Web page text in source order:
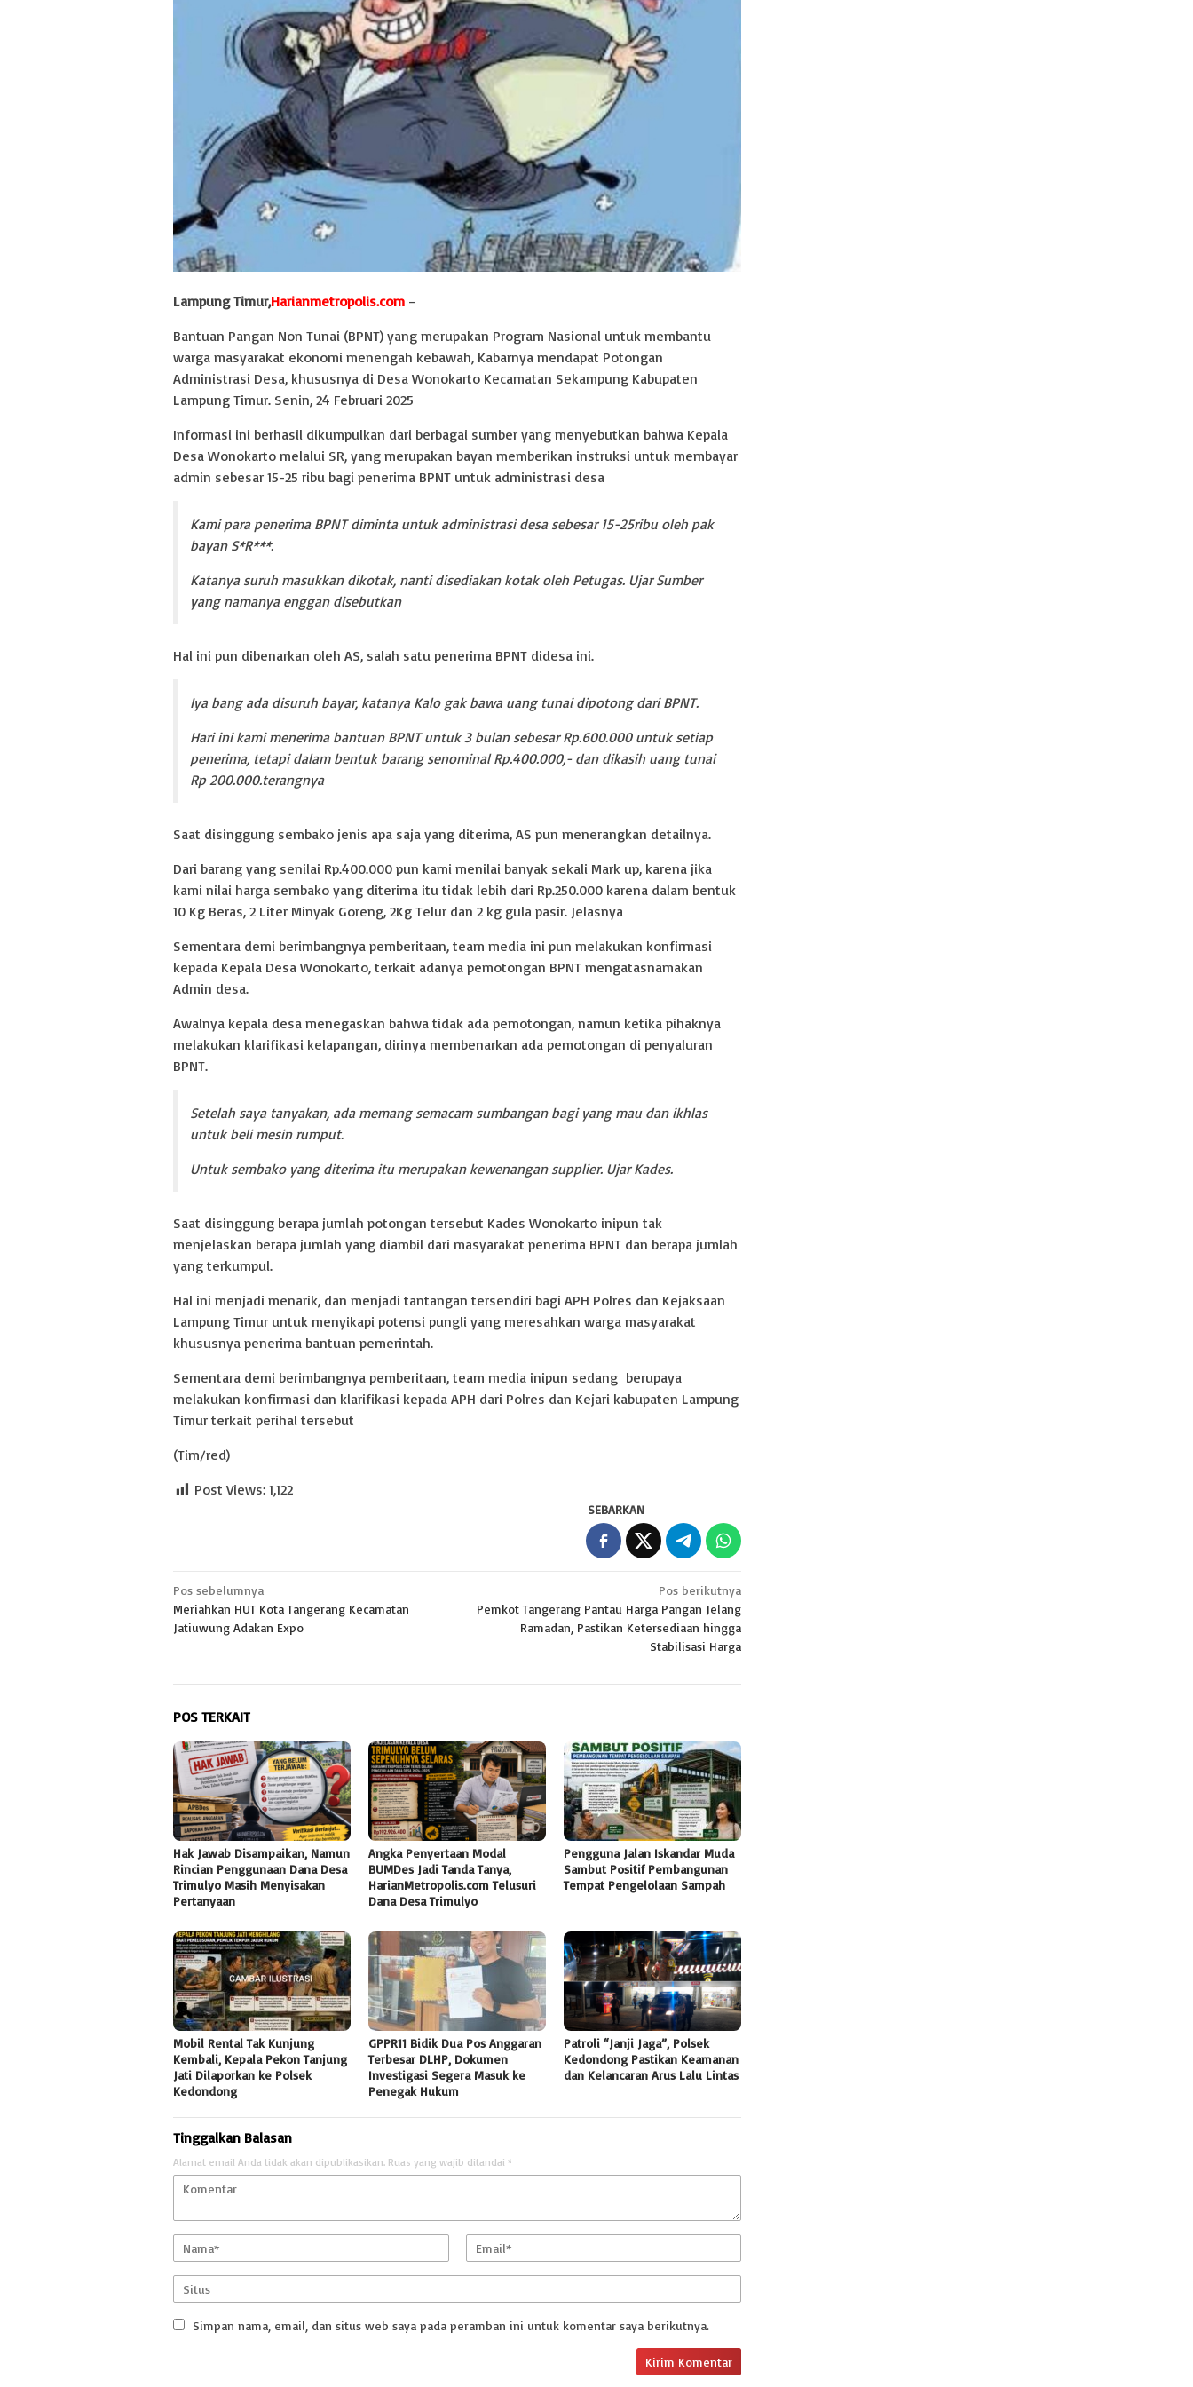
Lampung Timur,Harianmetropolis.com –
Bantuan Pangan Non Tunai (BPNT) yang merupakan Program Nasional untuk membantu
warga masyarakat ekonomi menengah kebawah, Kabarnya mendapat Potongan
Administrasi Desa, khususnya di Desa Wonokarto Kecamatan Sekampung Kabupaten
Lampung Timur. Senin, 24 Februari 2025
Informasi ini berhasil dikumpulkan dari berbagai sumber yang menyebutkan bahwa Kepala
Desa Wonokarto melalui SR, yang merupakan bayan memberikan instruksi untuk membayar
admin sebesar 15-25 ribu bagi penerima BPNT untuk administrasi desa
Kami para penerima BPNT diminta untuk administrasi desa sebesar 15-25ribu oleh pak
bayan S*R***.
Katanya suruh masukkan dikotak, nanti disediakan kotak oleh Petugas. Ujar Sumber
yang namanya enggan disebutkan
Hal ini pun dibenarkan oleh AS, salah satu penerima BPNT didesa ini.
Iya bang ada disuruh bayar, katanya Kalo gak bawa uang tunai dipotong dari BPNT.
Hari ini kami menerima bantuan BPNT untuk 3 bulan sebesar Rp.600.000 untuk setiap
penerima, tetapi dalam bentuk barang senominal Rp.400.000,- dan dikasih uang tunai
Rp 200.000.terangnya
Saat disinggung sembako jenis apa saja yang diterima, AS pun menerangkan detailnya.
Dari barang yang senilai Rp.400.000 pun kami menilai banyak sekali Mark up, karena jika
kami nilai harga sembako yang diterima itu tidak lebih dari Rp.250.000 karena dalam bentuk
10 Kg Beras, 2 Liter Minyak Goreng, 2Kg Telur dan 2 kg gula pasir. Jelasnya
Sementara demi berimbangnya pemberitaan, team media ini pun melakukan konfirmasi
kepada Kepala Desa Wonokarto, terkait adanya pemotongan BPNT mengatasnamakan
Admin desa.
Awalnya kepala desa menegaskan bahwa tidak ada pemotongan, namun ketika pihaknya
melakukan klarifikasi kelapangan, dirinya membenarkan ada pemotongan di penyaluran
BPNT.
Setelah saya tanyakan, ada memang semacam sumbangan bagi yang mau dan ikhlas
untuk beli mesin rumput.
Untuk sembako yang diterima itu merupakan kewenangan supplier. Ujar Kades.
Saat disinggung berapa jumlah potongan tersebut Kades Wonokarto inipun tak
menjelaskan berapa jumlah yang diambil dari masyarakat penerima BPNT dan berapa jumlah
yang terkumpul.
Hal ini menjadi menarik, dan menjadi tantangan tersendiri bagi APH Polres dan Kejaksaan
Lampung Timur untuk menyikapi potensi pungli yang meresahkan warga masyarakat
khususnya penerima bantuan pemerintah.
Sementara demi berimbangnya pemberitaan, team media inipun sedang berupaya
melakukan konfirmasi dan klarifikasi kepada APH dari Polres dan Kejari kabupaten Lampung
Timur terkait perihal tersebut
(Tim/red)
Post Views: 1,122
SEBARKAN
Navigasi
pos
Pos sebelumnya
Meriahkan HUT Kota Tangerang Kecamatan
Jatiuwung Adakan Expo
Pos berikutnya
Pemkot Tangerang Pantau Harga Pangan Jelang
Ramadan, Pastikan Ketersediaan hingga
Stabilisasi Harga
POS TERKAIT
Hak Jawab Disampaikan, Namun
Rincian Penggunaan Dana Desa
Trimulyo Masih Menyisakan
Pertanyaan
Angka Penyertaan Modal
BUMDes Jadi Tanda Tanya,
HarianMetropolis.com Telusuri
Dana Desa Trimulyo
Pengguna Jalan Iskandar Muda
Sambut Positif Pembangunan
Tempat Pengelolaan Sampah
Mobil Rental Tak Kunjung
Kembali, Kepala Pekon Tanjung
Jati Dilaporkan ke Polsek
Kedondong
GPPR11 Bidik Dua Pos Anggaran
Terbesar DLHP, Dokumen
Investigasi Segera Masuk ke
Penegak Hukum
Patroli “Janji Jaga”, Polsek
Kedondong Pastikan Keamanan
dan Kelancaran Arus Lalu Lintas
Tinggalkan Balasan
Alamat email Anda tidak akan dipublikasikan. Ruas yang wajib ditandai *
Simpan nama, email, dan situs web saya pada peramban ini untuk komentar saya berikutnya.